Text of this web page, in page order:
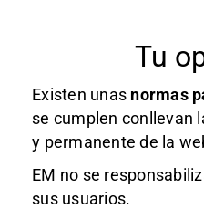
Tu
Existen unas normas
se cumplen conllevan
y permanente de la
EM no se
sus usuarios.